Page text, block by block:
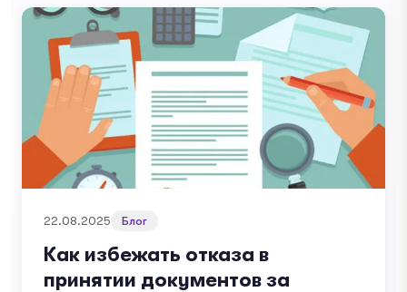
22.08.2025 Блог
Как избежать отказа в
принятии документов за